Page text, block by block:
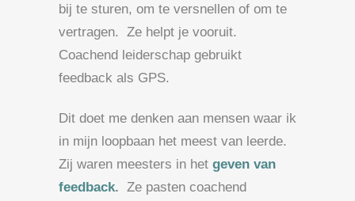
bij te sturen, om te versnellen of om te
vertragen. Ze helpt je vooruit.
Coachend leiderschap gebruikt
feedback als GPS.
Dit doet me denken aan mensen waar ik
in mijn loopbaan het meest van leerde.
Zij waren meesters in het geven van
feedback. Ze pasten coachend